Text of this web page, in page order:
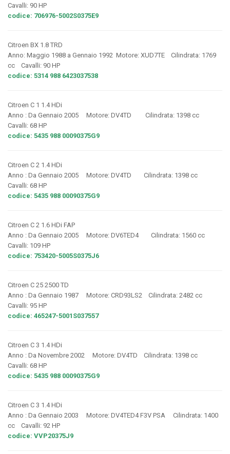
Cavalli: 90 HP
codice: 706976-5002S0375E9
Citroen BX 1.8 TRD
Anno: Maggio 1988 a Gennaio 1992 Motore: XUD7TE Cilindrata: 1769
cc Cavalli: 90 HP
codice: 5314 988 6423037538
Citroen C 1 1.4 HDi
Anno : Da Gennaio 2005 Motore: DV4TD Cilindrata: 1398 cc
Cavalli: 68 HP
codice: 5435 988 00090375G9
Citroen C 2 1.4 HDi
Anno : Da Gennaio 2005 Motore: DV4TD Cilindrata: 1398 cc
Cavalli: 68 HP
codice: 5435 988 00090375G9
Citroen C 2 1.6 HDi FAP
Anno : Da Gennaio 2005 Motore: DV6TED4 Cilindrata: 1560 cc
Cavalli: 109 HP
codice: 753420-5005S0375J6
Citroen C 25 2500 TD
Anno : Da Gennaio 1987 Motore: CRD93LS2 Cilindrata: 2482 cc
Cavalli: 95 HP
codice: 465247-5001S037557
Citroen C 3 1.4 HDi
Anno : Da Novembre 2002 Motore: DV4TD Cilindrata: 1398 cc
Cavalli: 68 HP
codice: 5435 988 00090375G9
Citroen C 3 1.4 HDi
Anno : Da Gennaio 2003 Motore: DV4TED4 F3V PSA Cilindrata: 1400
cc Cavalli: 92 HP
codice: VVP20375J9